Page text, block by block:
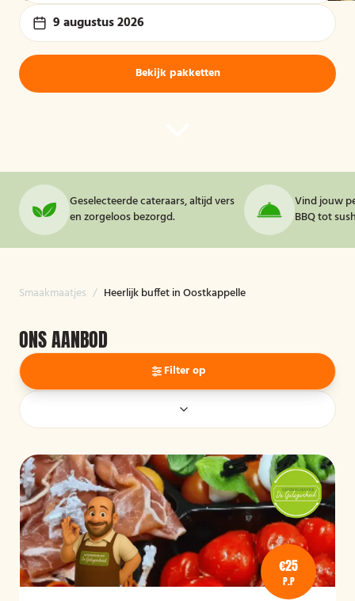
9 augustus 2026
Bekijk pakketten
Geselecteerde cateraars, altijd vers
en zorgeloos bezorgd.
Vind jouw
BBQ tot
Smaakmaatjes / Heerlijk buffet in Oostkappelle
ONS AANBOD
Filter op
€25
P.P